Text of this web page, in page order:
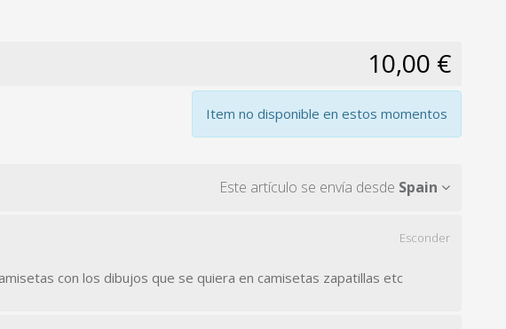
10,00 €
Item no disponible en estos momentos
Este artículo se envía desde Spain
Esconder
con los dibujos que se quiera en camisetas zapatillas etc